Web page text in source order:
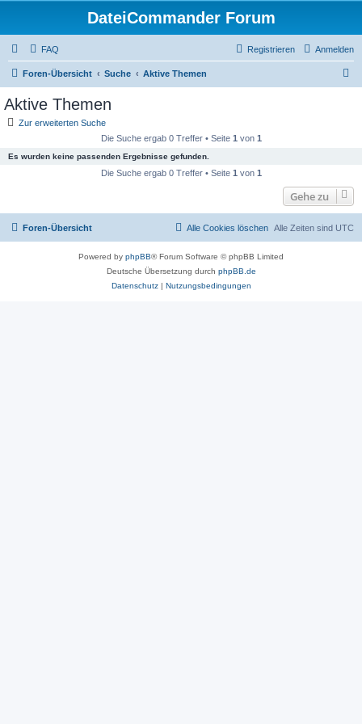
DateiCommander Forum
FAQ Anmelden
Registrieren
Foren-Übersicht Suche Aktive Themen
Aktive Themen
Zur erweiterten Suche
Die Suche ergab 0 Treffer • Seite 1 von 1
Es wurden keine passenden Ergebnisse gefunden.
Die Suche ergab 0 Treffer • Seite 1 von 1
Gehe zu
Foren-Übersicht Alle Zeiten sind UTC
Alle Cookies löschen
Powered by phpBB® Forum Software © phpBB Limited
Deutsche Übersetzung durch phpBB.de
Datenschutz| Nutzungsbedingungen